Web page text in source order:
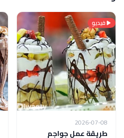
فيديو
2026-07-08
طريقة عمل جواجم